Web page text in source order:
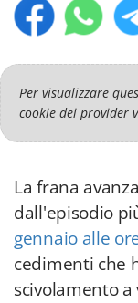
Per visualizzare
cookie dei provider
La frana
dall'episodio
gennaio alle
cedimenti che
scivolamento a